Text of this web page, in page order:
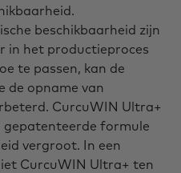
beschikbaarheid zijn
in het productieproces
te passen, kan de
de opname van
CurcuWIN Ultra+
gepatenteerde formule
vergroot. In een
CurcuWIN Ultra+ ten